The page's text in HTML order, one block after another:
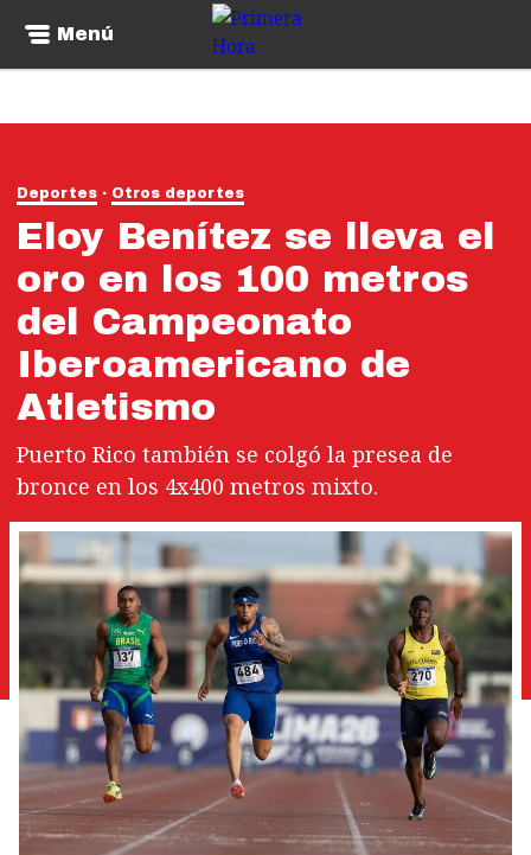
Menú
Deportes Otros deportes
Eloy Benítez se lleva el
oro en los 100 metros
del Campeonato
Iberoamericano de
Atletismo
Puerto Rico también se colgó la presea de
bronce en los 4x400 metros mixto.